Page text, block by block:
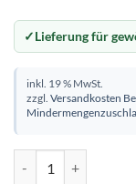
Lieferung für
inkl. 19 % MwSt.
zzgl. Versandkosten